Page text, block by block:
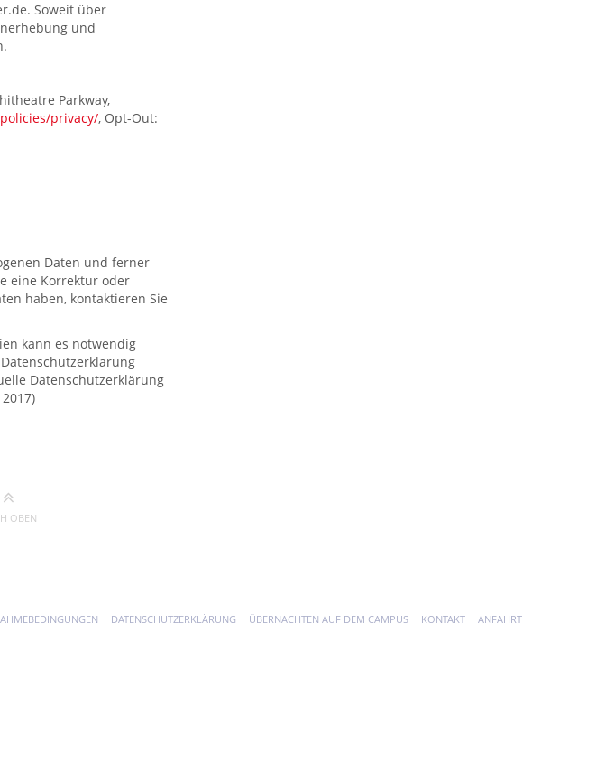
Soweit über
und
Parkway,
privacy/, Opt-Out:
Daten und ferner
eine Korrektur oder
haben, kontaktieren Sie
kann es notwendig
Datenschutzerklärung
OBEN
DATENSCHUTZERKLÄRUNG ÜBERNACHTEN AUF DEM CAMPUS KONTAKT ANFAHRT